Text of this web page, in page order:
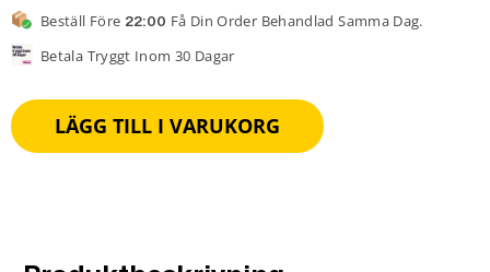
Beställ Före 22:00 Få Din Order Behandlad Samma Dag.
Betala Tryggt Inom 30 Dagar
LÄGG TILL I VARUKORG